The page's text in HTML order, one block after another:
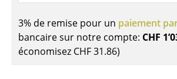
Tables enfants
Table de jardin
3% de remise pour un paiement
bancaire sur notre compte: CHF
économisez CHF 31.86)